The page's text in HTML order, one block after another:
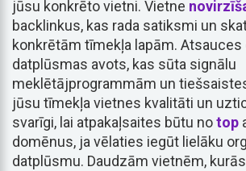
jūsu konkrēto vietni. Vietne
backlinkus, kas rada satiksmi un
konkrētām tīmekļa lapām.
datplūsmas avots, kas sūta signālu
meklētājprogrammām un
jūsu tīmekļa vietnes kvalitāti un
svarīgi, lai atpakaļsaites būtu notop
domēnus, ja vēlaties iegūt lielāku
datplūsmu. Daudzām vietnēm,